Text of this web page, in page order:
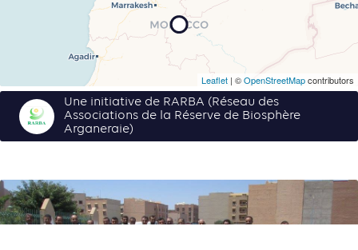
Leaflet | ©OpenStreetMapcontributors
Une initiative de RARBA (Réseau des
Associations de la Réserve de Biosphère
Arganeraie)